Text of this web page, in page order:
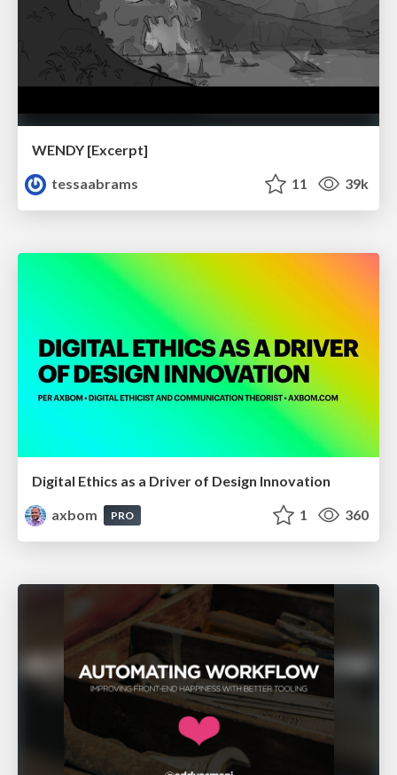
WENDY [Excerpt]
tessaabrams
11 39k
Digital Ethics as a Driver of Design Innovation
axbom
PRO 1 360